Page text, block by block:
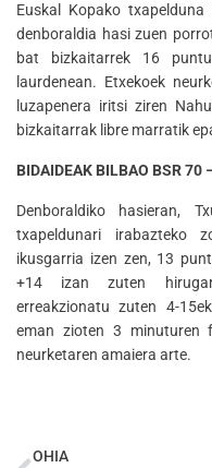
Euskal Kopako
denboraldia hasi zuen
bat bizkaitarrek 16
laurdenean. Etxekoek
luzapenera iritsi ziren
bizkaitarrak libre marratik
BIDAIDEAK BILBAO BSR 70
Denboraldiko hasieran,
txapeldunari irabazteko
ikusgarria izen zen, 13
+14 izan zuten
erreakzionatu zuten 4-
eman zioten 3 minuturen
neurketaren amaiera arte.
OHIA